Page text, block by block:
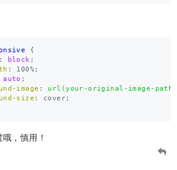
{
: block ;
: 100%;
auto ;
image :
url(your-original-image-path)
size : cover;
，慎用！